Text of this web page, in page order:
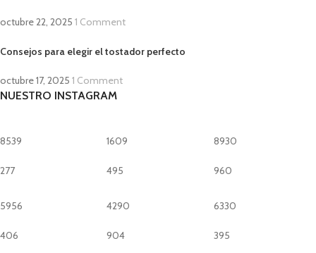
octubre 22, 2025 1 Comment
Consejos para elegir el tostador perfecto
octubre 17, 2025 1 Comment
NUESTRO INSTAGRAM
8539
277
1609
495
8930
960
5956
406
4290
904
6330
395